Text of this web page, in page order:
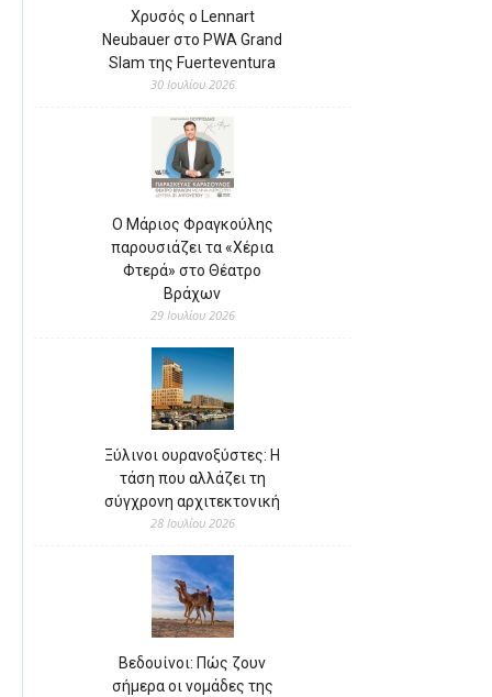
Χρυσός ο Lennart
Neubauer στο PWA Grand
Slam της Fuerteventura
30 Ιουλίου 2026
Ο Μάριος Φραγκούλης
παρουσιάζει τα «Χέρια
Φτερά» στο Θέατρο
Βράχων
29 Ιουλίου 2026
Ξύλινοι ουρανοξύστες: Η
τάση που αλλάζει τη
σύγχρονη αρχιτεκτονική
28 Ιουλίου 2026
Βεδουίνοι: Πώς ζουν
σήμερα οι νομάδες της